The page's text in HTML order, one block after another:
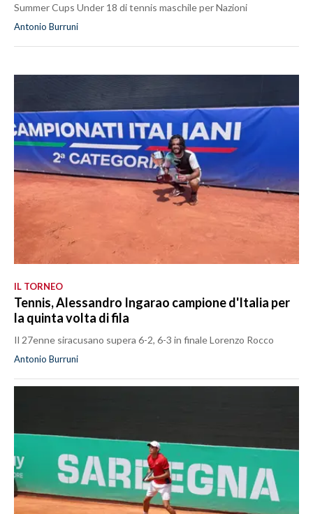
Summer Cups Under 18 di tennis maschile per Nazioni
Antonio Burruni
IL TORNEO
Tennis, Alessandro Ingarao campione d'Italia per
la quinta volta di fila
Il 27enne siracusano supera 6-2, 6-3 in finale Lorenzo Rocco
Antonio Burruni